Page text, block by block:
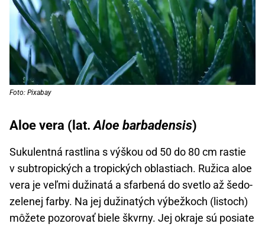
Foto: Pixabay
Aloe vera (lat.Aloe barbadensis)
Sukulentná rastlina s výškou od 50 do 80 cm rastie
v subtropických a tropických oblastiach. Ružica aloe
vera je veľmi dužinatá a sfarbená do svetlo až šedo-
zelenej farby. Na jej dužinatých výbežkoch (listoch)
môžete pozorovať biele škvrny. Jej okraje sú posiate